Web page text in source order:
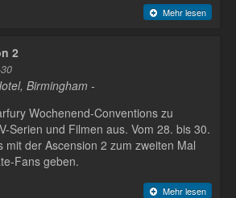
Mehr lesen
2
Birmingham -
Wochenend-Conventions zu
Serien und Filmen aus. Vom 28. bis 30.
mit der Ascension 2 zum zweiten Mal
Fans geben.
Mehr lesen